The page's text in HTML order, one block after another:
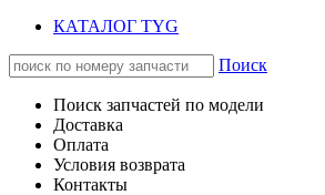
КАТАЛОГ TYG
Поиск
Поиск запчастей по модели
Доставка
Оплата
Условия возврата
Контакты